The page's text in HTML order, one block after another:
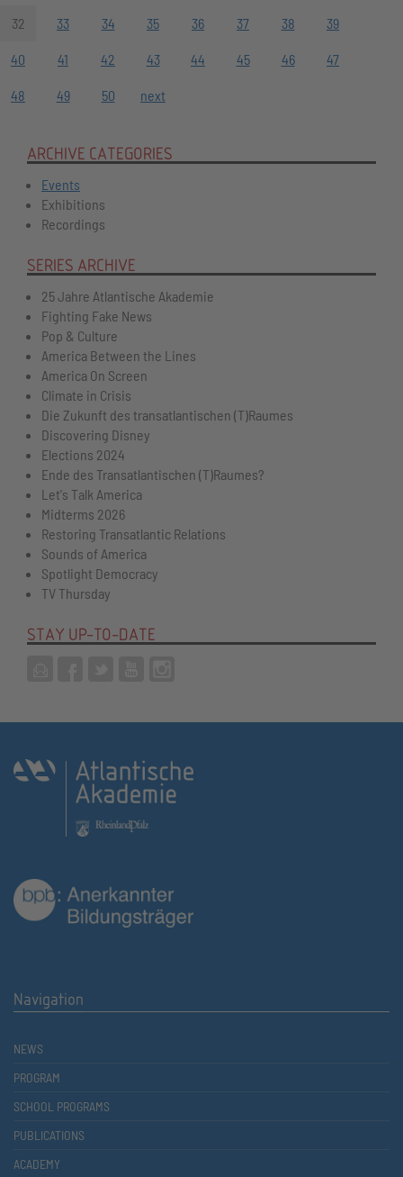
32 33 34 35 36 37 38 39
40 41 42 43 44 45 46 47
48 49 50 next
ARCHIVE CATEGORIES
Events
Exhibitions
Recordings
SERIES ARCHIVE
25 Jahre Atlantische Akademie
Fighting Fake News
Pop & Culture
America Between the Lines
America On Screen
Climate in Crisis
Die Zukunft des transatlantischen (T)Raumes
Discovering Disney
Elections 2024
Ende des Transatlantischen (T)Raumes?
Let's Talk America
Midterms 2026
Restoring Transatlantic Relations
Sounds of America
Spotlight Democracy
TV Thursday
STAY UP-TO-DATE
Navigation
NEWS
PROGRAM
SCHOOL PROGRAMS
PUBLICATIONS
ACADEMY